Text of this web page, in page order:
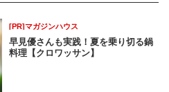
[PR]マガジンハウス
早見優さんも実践！夏を乗り切る鍋
料理【クロワッサン】